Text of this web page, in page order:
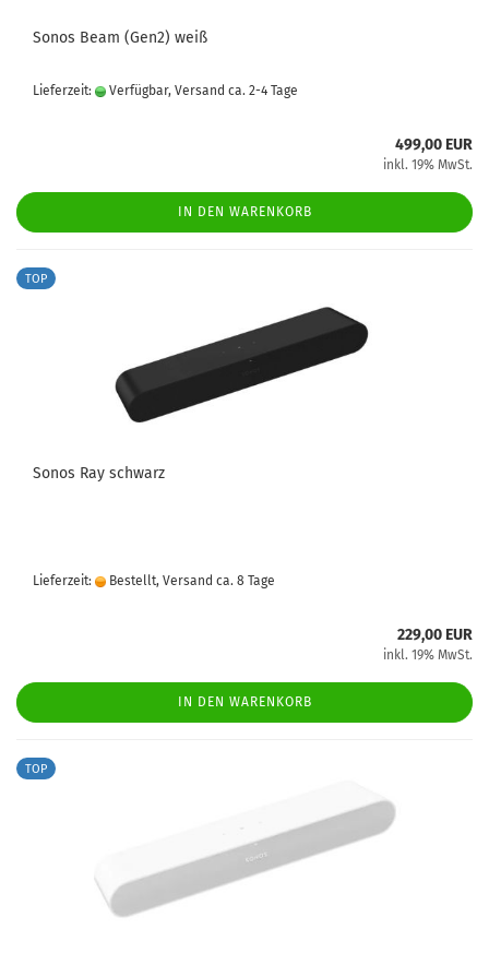
Sonos Beam (Gen2) weiß
Lieferzeit: Verfügbar, Versand ca. 2-4 Tage
499,00 EUR
inkl. 19% MwSt.
IN DEN WARENKORB
TOP
Sonos Ray schwarz
Lieferzeit: Bestellt, Versand ca. 8 Tage
229,00 EUR
inkl. 19% MwSt.
IN DEN WARENKORB
TOP